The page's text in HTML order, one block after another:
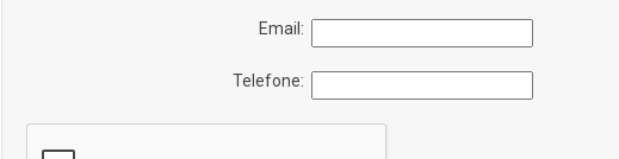
Email:
Telefone: